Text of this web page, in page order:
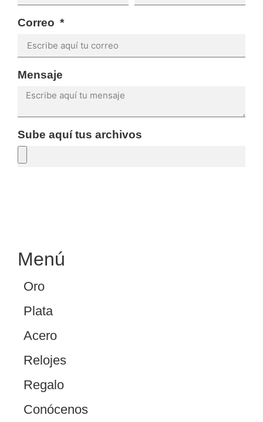
Correo
Mensaje
Sube aquí tus archivos
Menú
Oro
Plata
Acero
Relojes
Regalo
Conócenos